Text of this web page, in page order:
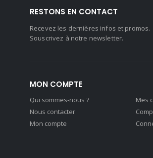
RESTONS EN CONTACT
Recevez les dernières infos et promos.
Souscrivez à notre newsletter.
MON COMPTE
Qui sommes-nous ?
Nous contacter
Mon compte
Mes